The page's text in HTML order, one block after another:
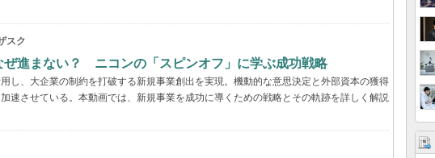
スク
ぜ進まない？ ニコンの「スピンオフ」に学ぶ成功戦略
し、大企業の制約を打破する新規事業創出を実現。機動的な意思決定と外部資本の獲得
速させている。本動画では、新規事業を成功に導くための戦略とその軌跡を詳しく解説